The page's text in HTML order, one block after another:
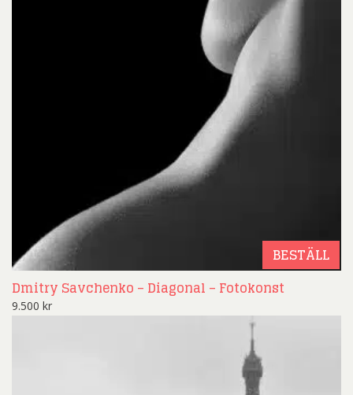
BESTÄLL
Dmitry Savchenko – Diagonal – Fotokonst
9.500 kr